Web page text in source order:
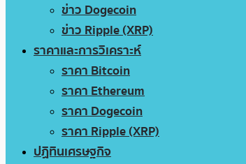
ข่าว Dogecoin
ข่าว Ripple (XRP)
ราคาและการวิเคราะห์
ราคา Bitcoin
ราคา Ethereum
ราคา Dogecoin
ราคา Ripple (XRP)
ปฏิทินเศรษฐกิจ